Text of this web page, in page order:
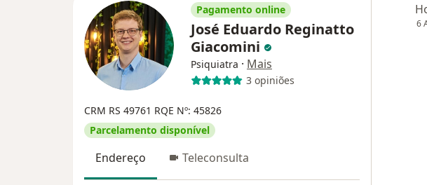
Pagamento online
José Eduardo Reginatto
Giacomini
Psiquiatra · Mais
3 opiniões
CRM RS 49761 RQE Nº: 45826
Parcelamento disponível
Endereço Teleconsulta
6